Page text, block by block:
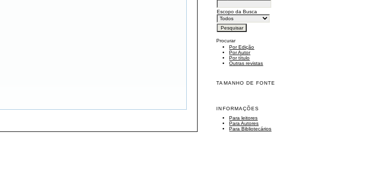
Escopo da Busca
Procurar
Por Edição
Por Autor
Por título
Outras revistas
TAMANHO DE FONTE
INFORMAÇÕES
Para leitores
Para Autores
Para Bibliotecários